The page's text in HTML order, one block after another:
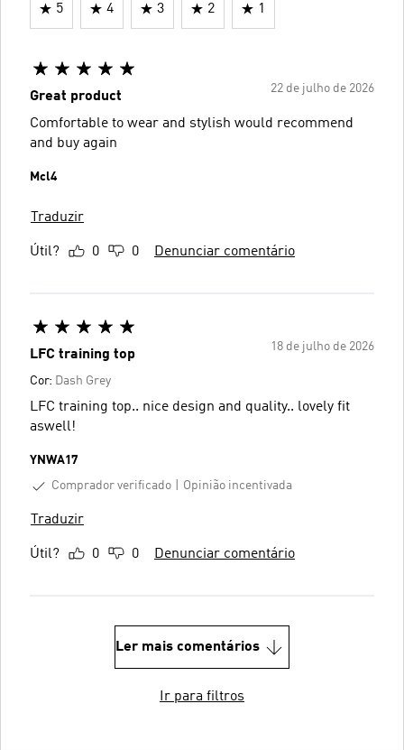
5 4 3 2 1
22 de julho de 2026
Great product
Comfortable to wear and stylish would recommend
and buy again
Mcl4
Traduzir
Útil? 0 0 Denunciar comentário
18 de julho de 2026
LFC training top
Cor: Dash Grey
LFC training top.. nice design and quality.. lovely fit
aswell!
YNWA17
Comprador verificado
Opinião incentivada
Traduzir
Útil? 0 0 Denunciar comentário
Ler mais comentários
Ir para filtros